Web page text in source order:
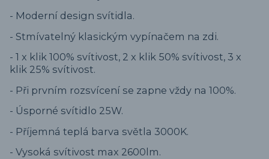
- Moderní design svítidla.
- Stmívatelný klasickým vypínačem na zdi.
- 1 x klik 100% svítivost, 2 x klik 50% svítivost, 3 x
klik 25% svítivost.
- Při prvním rozsvícení se zapne vždy na 100%.
- Úsporné svítidlo 25W.
- Příjemná teplá barva světla 3000K.
- Vysoká svítivost max 2600lm.